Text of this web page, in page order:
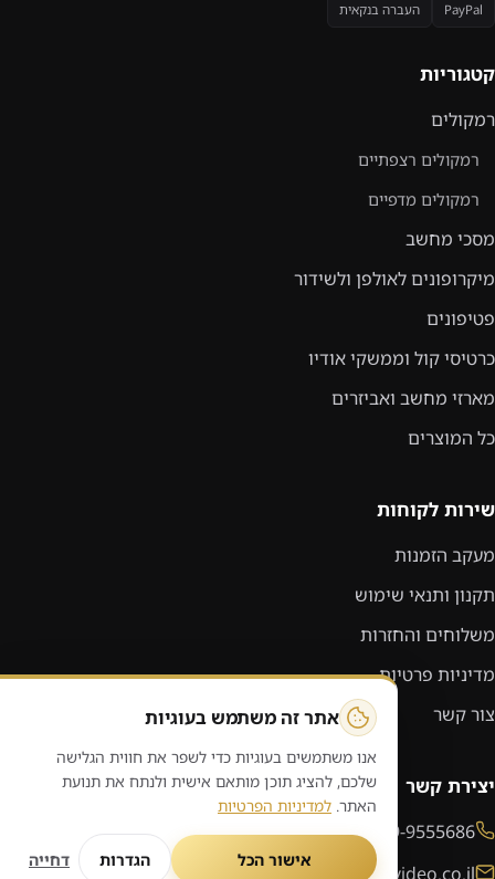
PayPal העברה בנקאית
קטגוריות
רמקולים
רמקולים רצפתיים
רמקולים מדפיים
מסכי מחשב
מיקרופונים לאולפן ולשידור
פטיפונים
כרטיסי קול וממשקי אודיו
מארזי מחשב ואביזרים
כל המוצרים
שירות לקוחות
מעקב הזמנות
תקנון ותנאי שימוש
משלוחים והחזרות
מדיניות פרטיות
צור קשר
יצירת קשר
09-9555686
sales@audiovideo.co.il
אתר זה משתמש בעוגיות
אנו משתמשים בעוגיות כדי לשפר את חווית הגלישה
שלכם, להציג תוכן מותאם אישית ולנתח את תנועת
האתר. למדיניות הפרטיות
אישור הכל הגדרות דחייה